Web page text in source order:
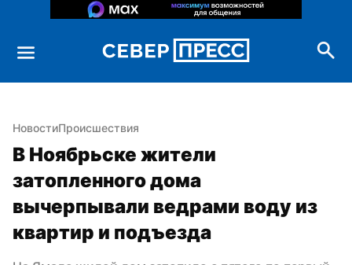
НовостиПроисшествия
В Ноябрьске жители
затопленного дома
вычерпывали ведрами воду из
квартир и подъезда